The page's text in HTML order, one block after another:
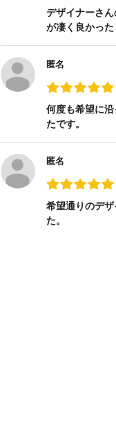
デザイナーさ
が凄く良かった
匿名
何度も希望に
たです。
匿名
希望通りのデ
た。